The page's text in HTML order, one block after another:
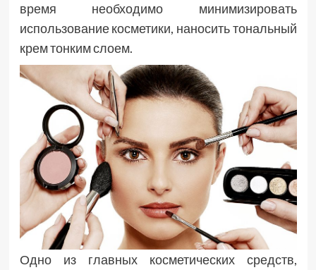
время необходимо минимизировать
использование косметики, наносить тональный
крем тонким слоем.
Одно из главных косметических средств,